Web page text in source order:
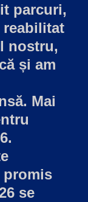
parcuri,
nostru,
și am
Mai
promis
se